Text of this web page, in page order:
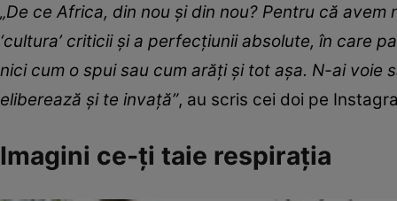
„De ce Africa, din nou și din nou? Pentru că
‘cultura’ criticii și a perfecțiunii absolute, în care
nici cum o spui sau cum arăți și tot așa. N-ai
eliberează și te invață”, au scris cei doi pe
Imagini ce-ți taie respirația